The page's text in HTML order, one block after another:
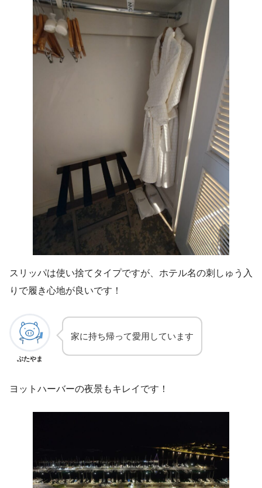
スリッパは使い捨てタイプですが、ホテル名の刺しゅう入
りで履き心地が良いです！
ぶたやま
家に持ち帰って愛用しています
ヨットハーバーの夜景もキレイです！